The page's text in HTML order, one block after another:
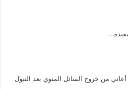
أعاني من خروج السائل المنوي بعد التبول